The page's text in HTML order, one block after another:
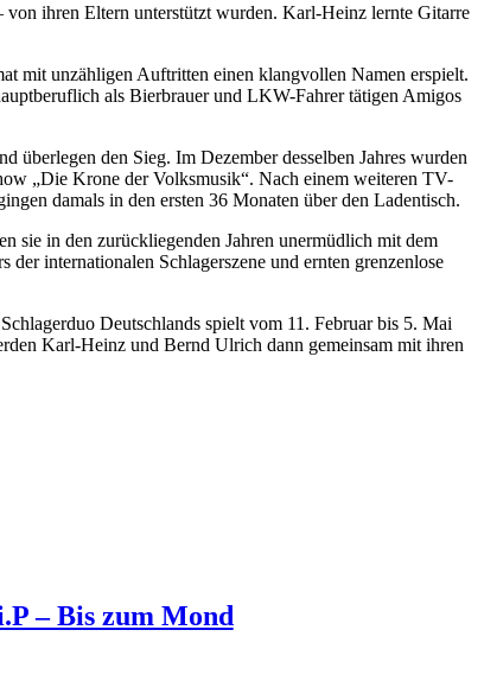
ihren Eltern unterstützt wurden. Karl-Heinz lernte Gitarre
mit unzähligen Auftritten einen klangvollen Namen erspielt.
als Bierbrauer und LKW-Fahrer tätigen Amigos
den Sieg. Im Dezember desselben Jahres wurden
„Die Krone der Volksmusik“. Nach einem weiteren TV-
damals in den ersten 36 Monaten über den Ladentisch.
sie in den zurückliegenden Jahren unermüdlich mit dem
internationalen Schlagerszene und ernten grenzenlose
Deutschlands spielt vom 11. Februar bis 5. Mai
Karl-Heinz und Bernd Ulrich dann gemeinsam mit ihren
– Bis zum Mond